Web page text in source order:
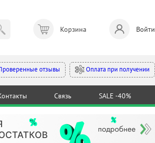
Корзина Войти
отзывы Оплата при получении
Связь SALE -40%